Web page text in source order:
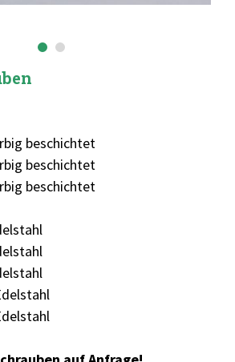
beschichtet
beschichtet
beschichtet